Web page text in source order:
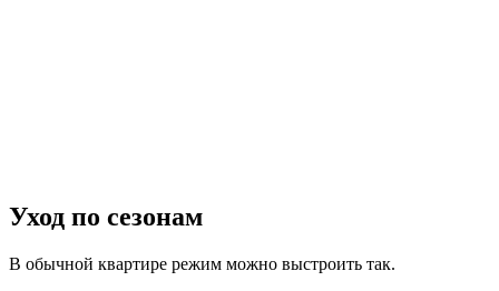
Уход по сезонам
В обычной квартире режим можно выстроить так.